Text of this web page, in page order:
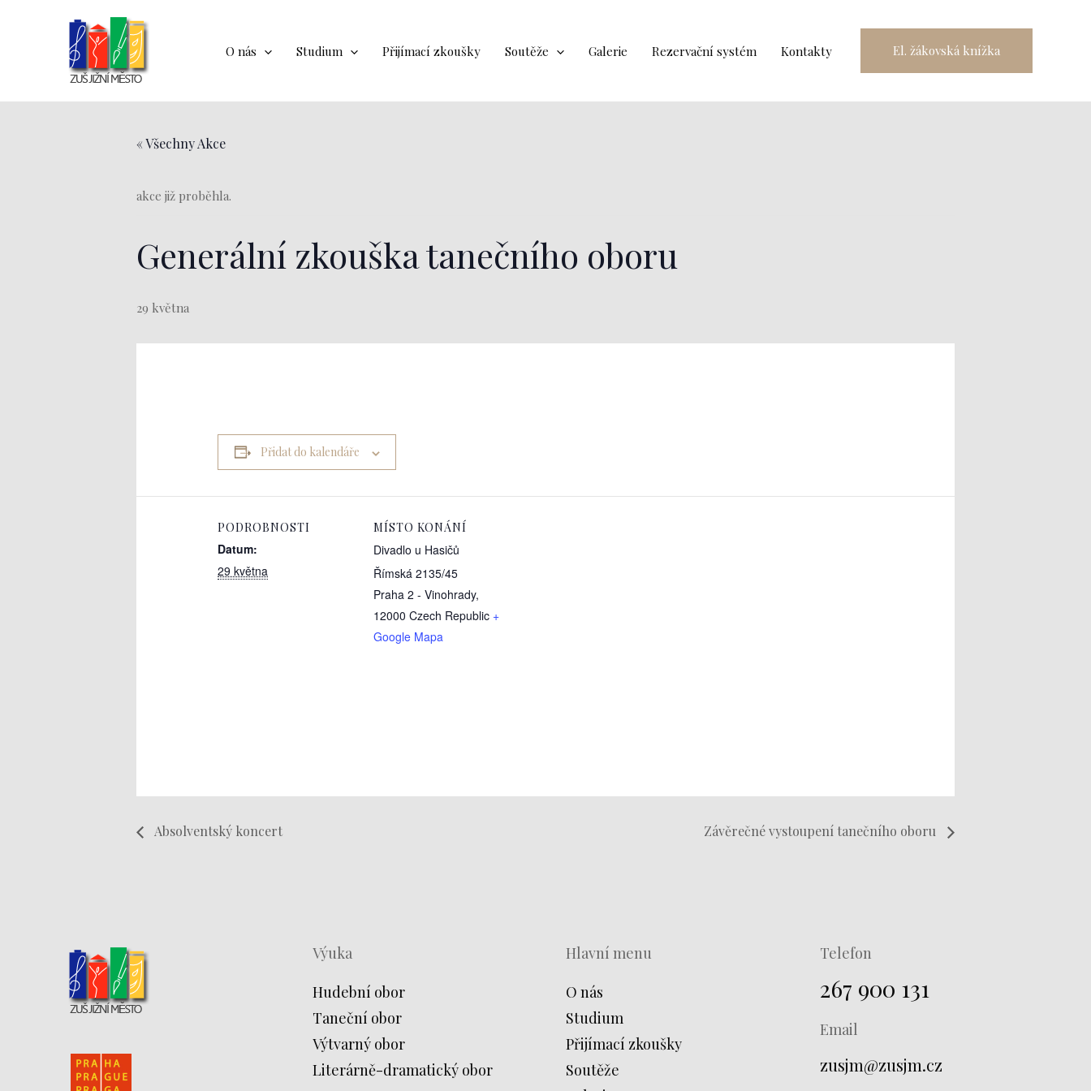
O nás Studium Přijímací zkoušky Soutěže Galerie Rezervační systém Kontakty El. žákovská knížka
« Všechny Akce
akce již proběhla.
Generální zkouška tanečního oboru
29 května
Přidat do kalendáře
PODROBNOSTI
Datum:
29 května
MÍSTO KONÁNÍ
Divadlo u Hasičů
Římská 2135/45
Praha 2 - Vinohrady,
12000 Czech Republic +
Google Mapa
Absolventský koncert Závěrečné vystoupení tanečního oboru
Výuka
Hudební obor
Taneční obor
Výtvarný obor
Literárně-dramatický obor
Hlavní menu
O nás
Studium
Přijímací zkoušky
Soutěže
Telefon
267 900 131
Email
zusjm@zusjm.cz